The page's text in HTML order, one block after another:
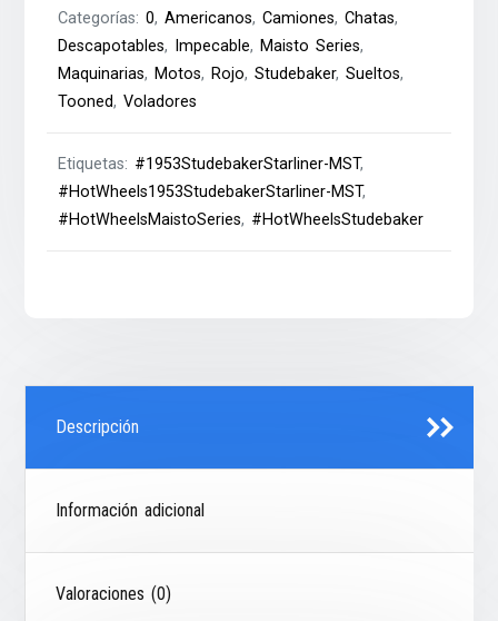
Categorías:0,Americanos,Camiones,Chatas,
Descapotables, Impecable, Maisto Series,
Maquinarias, Motos, Rojo,Studebaker,Sueltos,
Tooned,Voladores
Etiquetas: #1953StudebakerStarliner-MST,
#HotWheels1953StudebakerStarliner-MST,
#HotWheelsMaistoSeries, #HotWheelsStudebaker
Descripción
Información adicional
Valoraciones (0)